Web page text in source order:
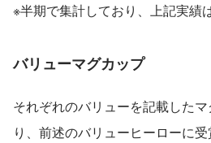
※半期で集計しており、上記実績
バリューマグカップ
それぞれのバリューを記載した
り、前述のバリューヒーローに